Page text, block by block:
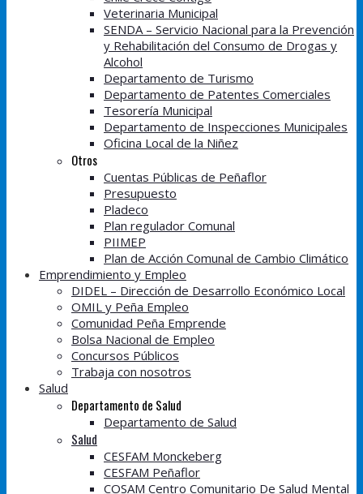
Veterinaria Municipal
SENDA – Servicio Nacional para la Prevención
y Rehabilitación del Consumo de Drogas y
Alcohol
Departamento de Turismo
Departamento de Patentes Comerciales
Tesorería Municipal
Departamento de Inspecciones Municipales
Oficina Local de la Niñez
Otros
Cuentas Públicas de Peñaflor
Presupuesto
Pladeco
Plan regulador Comunal
PIIMEP
Plan de Acción Comunal de Cambio Climático
Emprendimiento y Empleo
DIDEL – Dirección de Desarrollo Económico Local
OMIL y Peña Empleo
Comunidad Peña Emprende
Bolsa Nacional de Empleo
Concursos Públicos
Trabaja con nosotros
Salud
Departamento de Salud
Departamento de Salud
Salud
CESFAM Monckeberg
CESFAM Peñaflor
COSAM Centro Comunitario De Salud Mental